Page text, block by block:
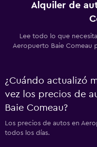
Alquiler de
Lee todo lo que
Aeropuerto Baie Comeau
¿Cuándo actualizó
vez los precios de
Baie Comeau?
Los precios de autos en
todos los días.